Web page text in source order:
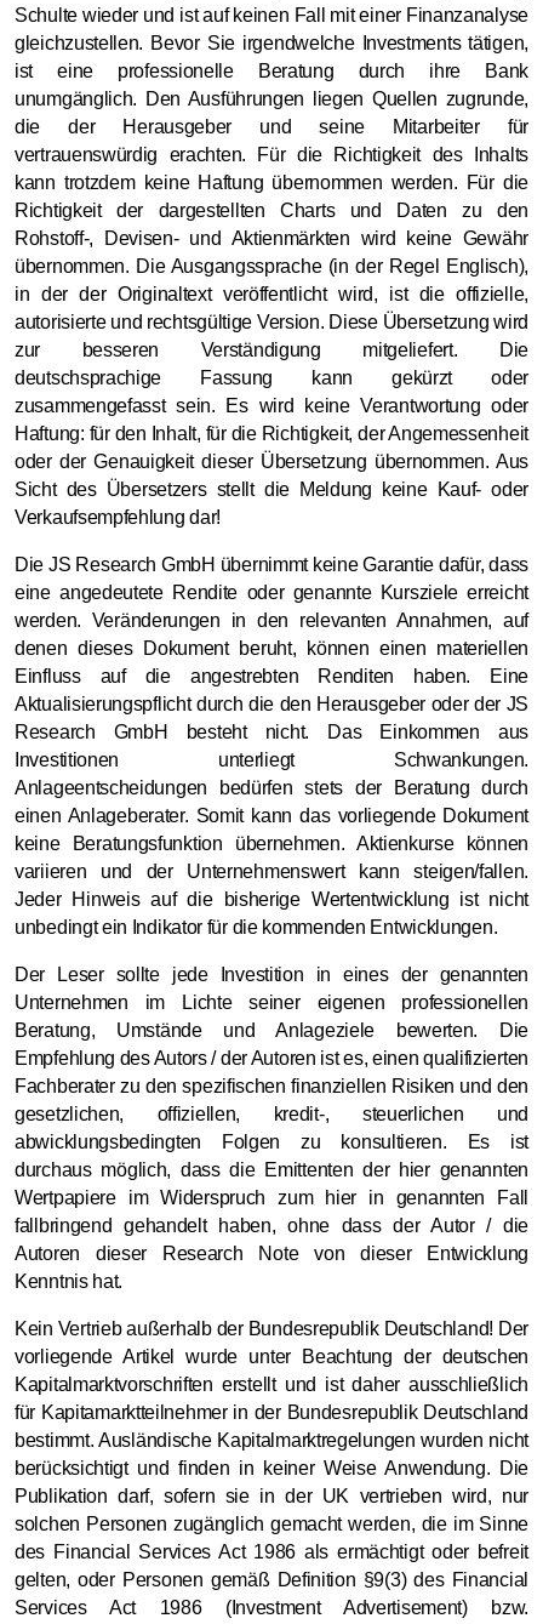
Schulte wieder und ist auf keinen Fall mit einer Finanzanalyse
gleichzustellen. Bevor Sie irgendwelche Investments tätigen,
ist eine professionelle Beratung durch ihre Bank
unumgänglich. Den Ausführungen liegen Quellen zugrunde,
die der Herausgeber und seine Mitarbeiter für
vertrauenswürdig erachten. Für die Richtigkeit des Inhalts
kann trotzdem keine Haftung übernommen werden. Für die
Richtigkeit der dargestellten Charts und Daten zu den
Rohstoff-, Devisen- und Aktienmärkten wird keine Gewähr
übernommen. Die Ausgangssprache (in der Regel Englisch),
in der der Originaltext veröffentlicht wird, ist die offizielle,
autorisierte und rechtsgültige Version. Diese Übersetzung wird
zur besseren Verständigung mitgeliefert. Die
deutschsprachige Fassung kann gekürzt oder
zusammengefasst sein. Es wird keine Verantwortung oder
Haftung: für den Inhalt, für die Richtigkeit, der Angemessenheit
oder der Genauigkeit dieser Übersetzung übernommen. Aus
Sicht des Übersetzers stellt die Meldung keine Kauf- oder
Verkaufsempfehlung dar!
Die JS Research GmbH übernimmt keine Garantie dafür, dass
eine angedeutete Rendite oder genannte Kursziele erreicht
werden. Veränderungen in den relevanten Annahmen, auf
denen dieses Dokument beruht, können einen materiellen
Einfluss auf die angestrebten Renditen haben. Eine
Aktualisierungspflicht durch die den Herausgeber oder der JS
Research GmbH besteht nicht. Das Einkommen aus
Investitionen unterliegt Schwankungen.
Anlageentscheidungen bedürfen stets der Beratung durch
einen Anlageberater. Somit kann das vorliegende Dokument
keine Beratungsfunktion übernehmen. Aktienkurse können
variieren und der Unternehmenswert kann steigen/fallen.
Jeder Hinweis auf die bisherige Wertentwicklung ist nicht
unbedingt ein Indikator für die kommenden Entwicklungen.
Der Leser sollte jede Investition in eines der genannten
Unternehmen im Lichte seiner eigenen professionellen
Beratung, Umstände und Anlageziele bewerten. Die
Empfehlung des Autors / der Autoren ist es, einen qualifizierten
Fachberater zu den spezifischen finanziellen Risiken und den
gesetzlichen, offiziellen, kredit-, steuerlichen und
abwicklungsbedingten Folgen zu konsultieren. Es ist
durchaus möglich, dass die Emittenten der hier genannten
Wertpapiere im Widerspruch zum hier in genannten Fall
fallbringend gehandelt haben, ohne dass der Autor / die
Autoren dieser Research Note von dieser Entwicklung
Kenntnis hat.
Kein Vertrieb außerhalb der Bundesrepublik Deutschland! Der
vorliegende Artikel wurde unter Beachtung der deutschen
Kapitalmarktvorschriften erstellt und ist daher ausschließlich
für Kapitamarktteilnehmer in der Bundesrepublik Deutschland
bestimmt. Ausländische Kapitalmarktregelungen wurden nicht
berücksichtigt und finden in keiner Weise Anwendung. Die
Publikation darf, sofern sie in der UK vertrieben wird, nur
solchen Personen zugänglich gemacht werden, die im Sinne
des Financial Services Act 1986 als ermächtigt oder befreit
gelten, oder Personen gemäß Definition §9(3) des Financial
Services Act 1986 (Investment Advertisement) bzw.